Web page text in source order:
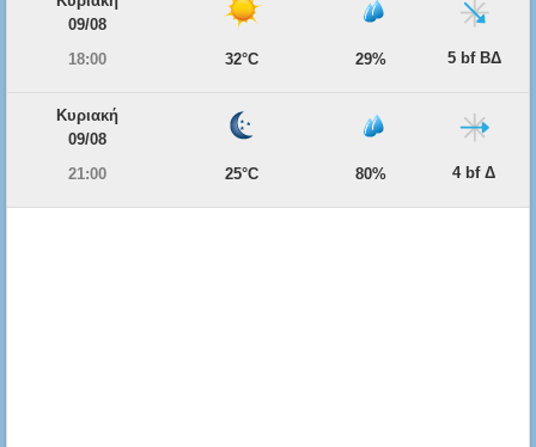
09/08
18:00
32°C 29% 5 bf ΒΔ
Κυριακή
09/08
21:00
25°C 80% 4 bf Δ